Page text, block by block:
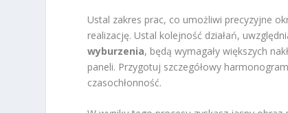
Ustal zakres prac, co umożliwi precyzyjne
realizację. Ustal kolejność działań,
wyburzenia, będą wymagały większych
paneli. Przygotuj szczegółowy
czasochłonność.